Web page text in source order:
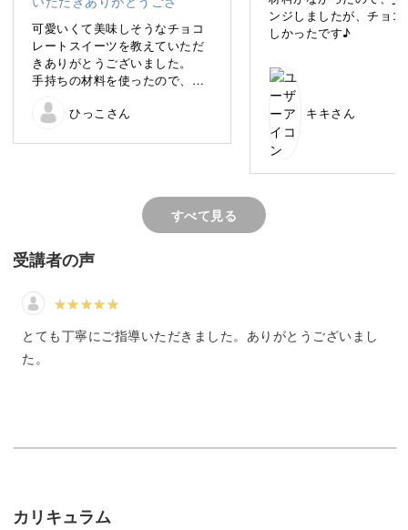
本物そっくりで眺めているだけでも癒されるフェイクスイ
ーツ。
樹脂粘土初心者さんも作りやすいようにアレンジしていま
すので、どなたでもお気軽にご参加くださいね。
ティラミスのクリームがちょっとスポンジについていた
り、フォンダンショコラの表面が割れていたり。
可愛いくて美味しそうなチョコ
レートスイーツを教えていただ
きありがとうございました。
手持ちの材料を使ったので、ク
味しそうに出来ました。
ひっこさん
ンジしましたが、チョコ
しかったです♪
キキさん
すべて見る
受講者の声
とても丁寧にご指導いただきました。ありがとうございまし
た。
カリキュラム